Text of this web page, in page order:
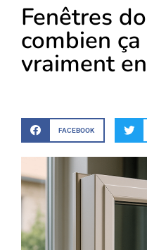
Fenêtres
combien
vraiment
FACEBOOK